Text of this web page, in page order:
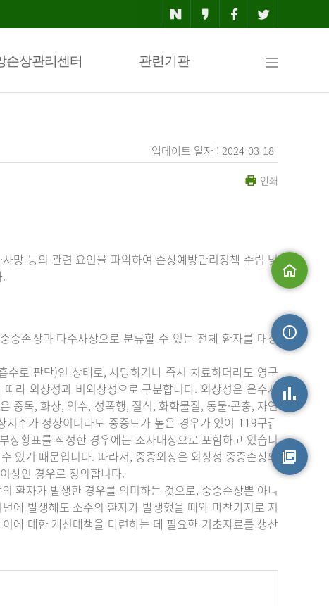
손상관리센터 관련기관
맵
업데이트 일자 : 2024-03-18
인쇄
망 등의 관련 요인을 파악하여 손상예방관리정책 수립 및
손상과 다수사상으로 분류할 수 있는 전체 환자를 대상
로 판단)인 상태로, 사망하거나 즉시 치료하더라도 영구
라 외상성과 비외상성으로 구분합니다. 외상성은 운수사
중독, 화상, 익수, 성폭행, 질식, 화학물질, 동물·곤충, 자연
수가 정상이더라도 중증도가 높은 경우가 있어 119구급
상황표를 작성한 경우에는 조사대상으로 포함하고 있습니
있기 때문입니다. 따라서, 중증외상은 외상성 중증손상의
상인 경우로 정의합니다.
환자가 발생한 경우를 의미하는 것으로, 중증손상뿐 아니
에 발생해도 소수의 환자가 발생했을 때와 마찬가지로 지
에 대한 개선대책을 마련하는 데 필요한 기초자료를 생산
손상통계